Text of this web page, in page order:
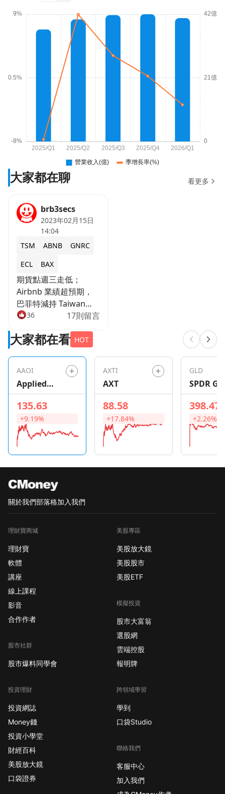
大家都在聊 看更多
brb3secs
2023年02月15日
14:04
TSM
ABNB
GNRC
ECL
BAX
期貨點週三走低；
Airbnb 業績超預期，
巴菲特減持 Taiwan
Semi 股份 最後更新：
期三，上​​午 8:23 | 尼克
指向周三上午低開。繼
12 月份下降 1.1% 之
後，預計 1 月份零售銷
售數據將增長 1.7%。
不包括汽車在內的零售
額預計將增長 0.8%，
此前也下降了 1.1%。
與此同時，繼前一個月
0.5%，而產能利用率預
計將上升至 79.1%。在
沃倫巴菲特的伯克希爾
的股份後，台灣積體電
路製造公司 ( TSM ) 在
盤前交易中下跌
5.82%。最後，Airbnb
( ABNB ) 在超出預期並
發布上行的第一季度收
入指引後上漲 7.72%。
道瓊斯指數下跌
下跌 -0.31%，納斯達克
日情緒 中性的 每日報
Generac 控股公司 (
GNRC ) 百特國際公司 (
BAX ) 美國國際集團 (
AIG ) 自治領資源 ( D )
Arista 網絡公司 ( ANET
) 降低 德文能源公司 (
DVN ) Bath & Body
Works 公司 ( BBWI )
36 17則留言
大家都在看 HOT
AAOI
Applied
Optoelectro
nics
135.63
+9.19%
AXTI
AXT
88.58
+17.84%
GLD
SPDR
Shares
398.47
+2.26%
關於我們部落格加入我們
理財寶商城
理財寶
軟體
講座
線上課程
影音
合作作者
股市社群
股市爆料同學會
投資理財
投資網誌
Money錢
投資小學堂
財經百科
美股放大鏡
口袋證券
美股專區
美股放大鏡
美股股市
美股ETF
模擬投資
股市大富翁
選股網
雲端控股
報明牌
跨領域學習
學到
口袋Studio
聯絡我們
客服中心
加入我們